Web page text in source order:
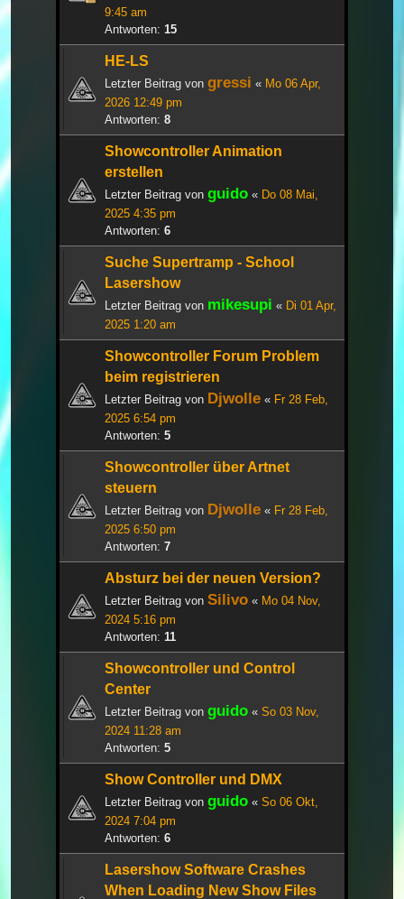
9:45 am
Antworten: 15
HE-LS
Letzter Beitrag von gressi « Mo 06 Apr,
2026 12:49 pm
Antworten: 8
Showcontroller Animation
erstellen
Letzter Beitrag von guido « Do 08 Mai,
2025 4:35 pm
Antworten: 6
Suche Supertramp - School
Lasershow
Letzter Beitrag von mikesupi « Di 01 Apr,
2025 1:20 am
Showcontroller Forum Problem
beim registrieren
Letzter Beitrag von Djwolle « Fr 28 Feb,
2025 6:54 pm
Antworten: 5
Showcontroller über Artnet
steuern
Letzter Beitrag von Djwolle « Fr 28 Feb,
2025 6:50 pm
Antworten: 7
Absturz bei der neuen Version?
Letzter Beitrag von Silivo « Mo 04 Nov,
2024 5:16 pm
Antworten: 11
Showcontroller und Control
Center
Letzter Beitrag von guido « So 03 Nov,
2024 11:28 am
Antworten: 5
Show Controller und DMX
Letzter Beitrag von guido « So 06 Okt,
2024 7:04 pm
Antworten: 6
Lasershow Software Crashes
When Loading New Show Files